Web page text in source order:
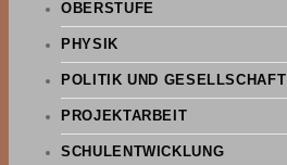
OBERSTUFE
PHYSIK
POLITIK UND GESELLSCHAFT
PROJEKTARBEIT
SCHULENTWICKLUNG